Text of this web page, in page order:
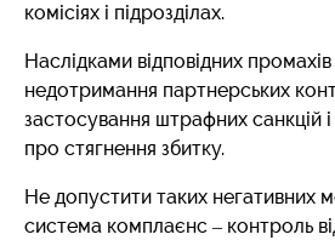
комісіях і підрозділах.
Наслідками відповідних
недотримання партнерських
застосування штрафних санкцій
про стягнення збитку.
Не допустити таких негативних
система комплаєнс – контроль